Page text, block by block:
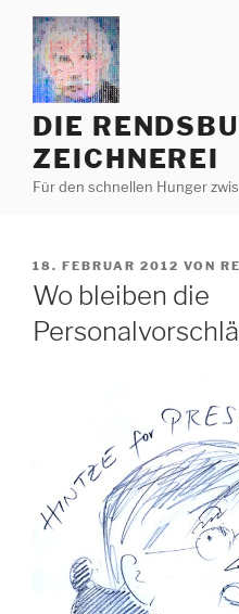
Zum
Inhalt
springen
DIE
ZEICHNEREI
Für den schnellen Hunger
VERÖFFENTLICHT
AM
18. FEBRUAR 2012 VON
Wo bleiben die